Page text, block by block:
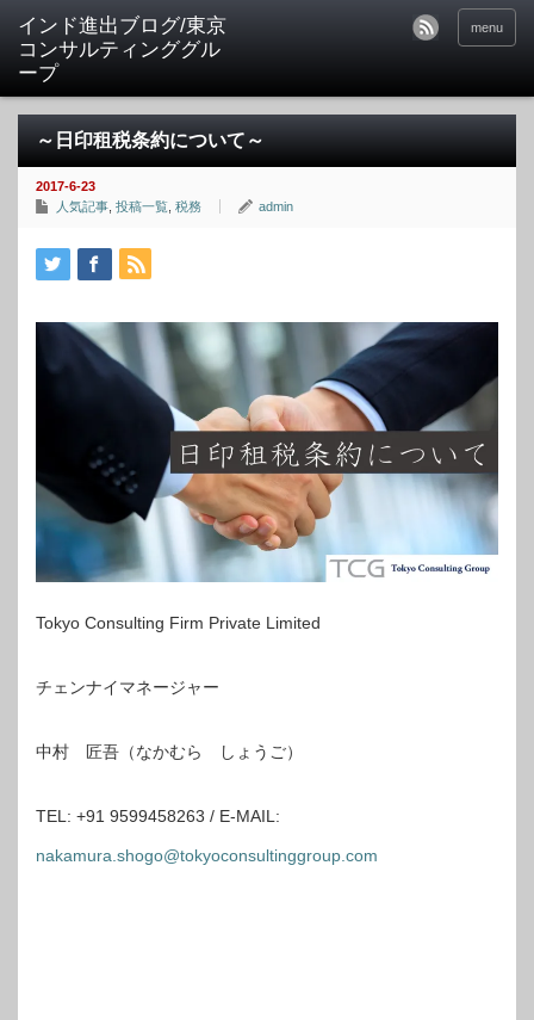
インド進出ブログ/東京
コンサルティンググル
ープ
menu
～日印租税条約について～
2017-6-23
人気記事 投稿一覧 税務 admin
Tokyo Consulting Firm Private Limited
チェンナイマネージャー
中村 匠吾（なかむら しょうご）
TEL: +91 9599458263 / E-MAIL:
nakamura.shogo@tokyoconsultinggroup.com